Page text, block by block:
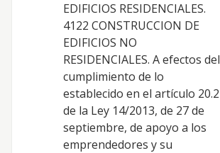
EDIFICIOS RESIDENCIALES.
4122 CONSTRUCCION DE
EDIFICIOS NO
RESIDENCIALES. A efectos del
cumplimiento de lo
establecido en el artículo 20.2
de la Ley 14/2013, de 27 de
septiembre, de apoyo a los
emprendedores y su